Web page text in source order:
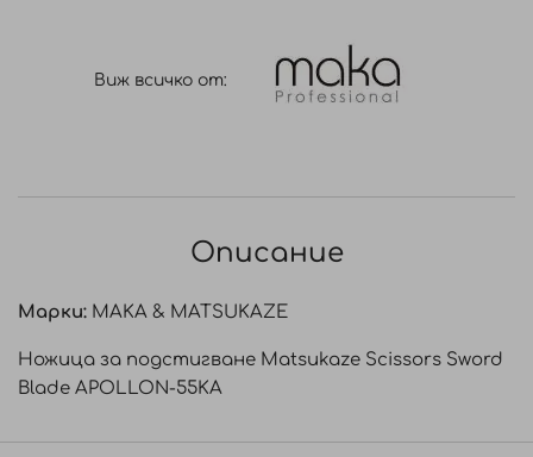
Виж всичко от:
Описание
Марки: MAKA & MATSUKAZE
Ножица за подстигване Matsukaze Scissors Sword
Blade APOLLON-55KA